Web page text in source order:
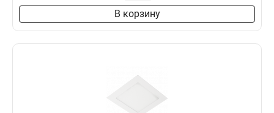
В корзину